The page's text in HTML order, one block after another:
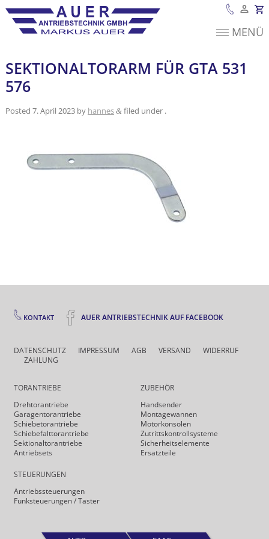
Es befinden sichMENÜ
SEKTIONALTORARM FÜR GTA 531
576
Posted 7. April 2023by hannes &filed under .
KONTAKT AUER ANTRIEBSTECHNIK AUF FACEBOOK
DATENSCHUTZ IMPRESSUM AGB VERSAND
WIDERRUF
ZAHLUNG
TORANTRIEBE
Drehtor­antriebe
Garagentorantriebe
Schiebetorantriebe
Schiebefalt­torantriebe
Sektionaltorantriebe
Antriebsets
STEUERUNGEN
Antriebs­steuerungen
Funk­steuerungen / Taster
ZUBEHÖR
Handsender
Montagewannen
Motorkonsolen
Zutrittskontrollsysteme
Sicherheits­elemente
Ersatzteile